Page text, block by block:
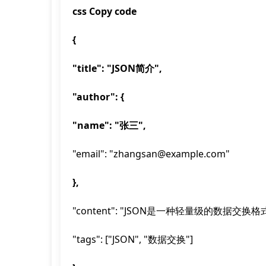
css Copy code
{
"title": "JSON简介",
"author": {
"name": "张三",
"email": "zhangsan@example.com"
},
"content": "JSON是一种轻量级的数据交换格
"tags": ["JSON", "数据交换"]